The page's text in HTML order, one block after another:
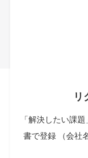
リ
「解決したい課
書で登録 （会社